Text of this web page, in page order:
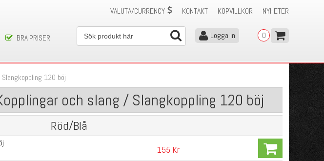
NYHETER
KÖPVILLKOR
KONTAKT
VALUTA/CURRENCY
BRA PRISER 0
Logga in
Slangkoppling 120 böj
och slang / Slangkoppling 120 böj
Röd/Blå
155 Kr